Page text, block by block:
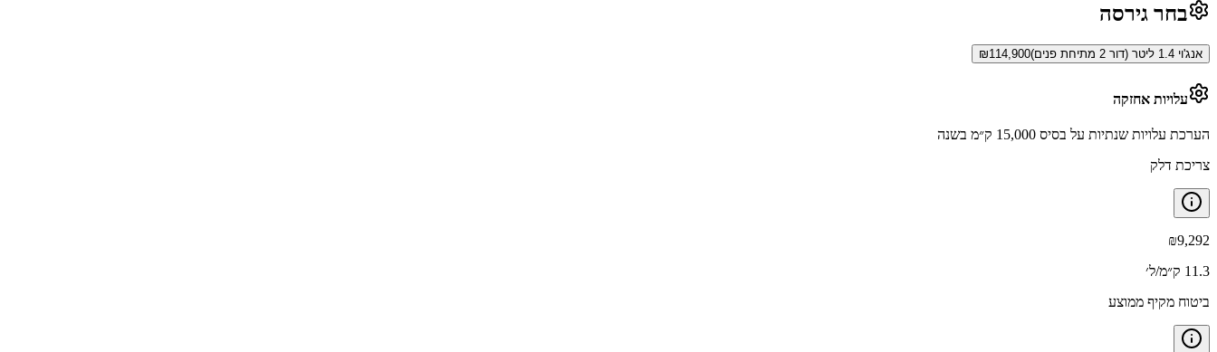
בחר גירסה
אנג'וי 1.4 ליטר (דור 2 מתיחת פנים) ₪114,900
עלויות אחזקה
הערכת עלויות שנתיות על בסיס 15,000 ק״מ בשנה
צריכת דלק
₪9,292
11.3 ק״מ/ל׳
ביטוח מקיף ממוצע